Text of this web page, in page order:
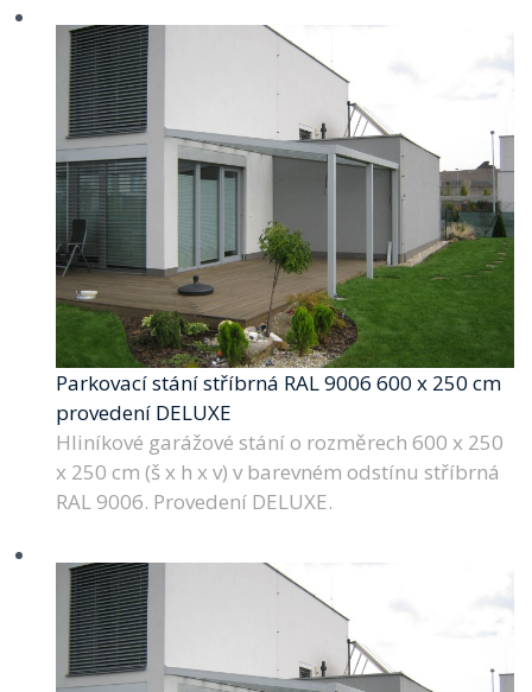
Parkovací stání stříbrná RAL 9006 600 x 250 cm
provedení DELUXE
Hliníkové garážové stání o rozměrech 600 x 250
x 250 cm (š x h x v) v barevném odstínu stříbrná
RAL 9006. Provedení DELUXE.